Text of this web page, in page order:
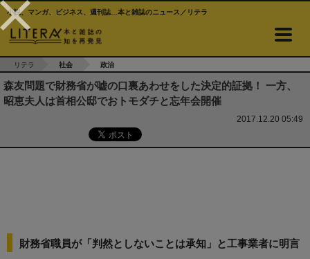
小説、マンガ、ビジネス、週刊誌…本と雑誌のニュース／リテラ
リテラ 社会 政治
森友問題で財務省が嘘の口裏あわせをした決定的証拠！ 一方、
昭恵夫人は首相公邸でおトモダチと忘年会開催
2017.12.20 05:49
財務省職員が「判然としないことは承知」と工事業者に明言